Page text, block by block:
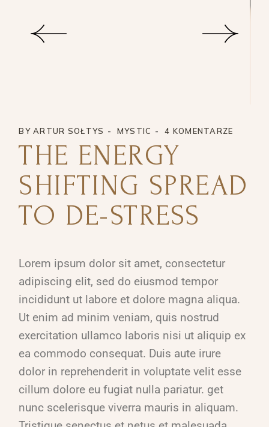
BY ARTUR SOŁTYS MYSTIC 4 KOMENTARZE
THE ENERGY
SHIFTING SPREAD
TO DE-STRESS
Lorem ipsum dolor sit amet, consectetur
adipiscing elit, sed do eiusmod tempor
incididunt ut labore et dolore magna aliqua.
Ut enim ad minim veniam, quis nostrud
exercitation ullamco laboris nisi ut aliquip ex
ea commodo consequat. Duis aute irure
dolor in reprehenderit in voluptate velit esse
cillum dolore eu fugiat nulla pariatur. get
nunc scelerisque viverra mauris in aliquam.